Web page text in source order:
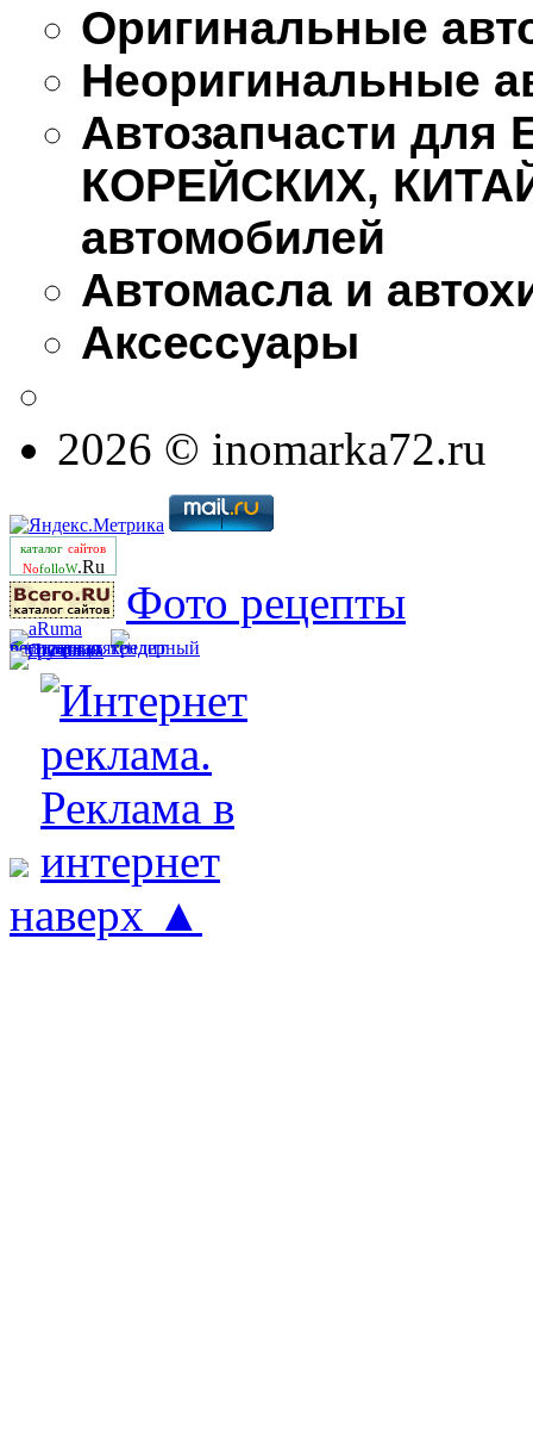
Оригинальные
Неоригинальные
Автозапчасти
КОРЕЙСКИХ,
автомобилей
Автомасла и
Аксессуары
2026 © inomarka72.ru
каталог сайтов
NofolloW.Ru
Фото рецепты
наверх ▲